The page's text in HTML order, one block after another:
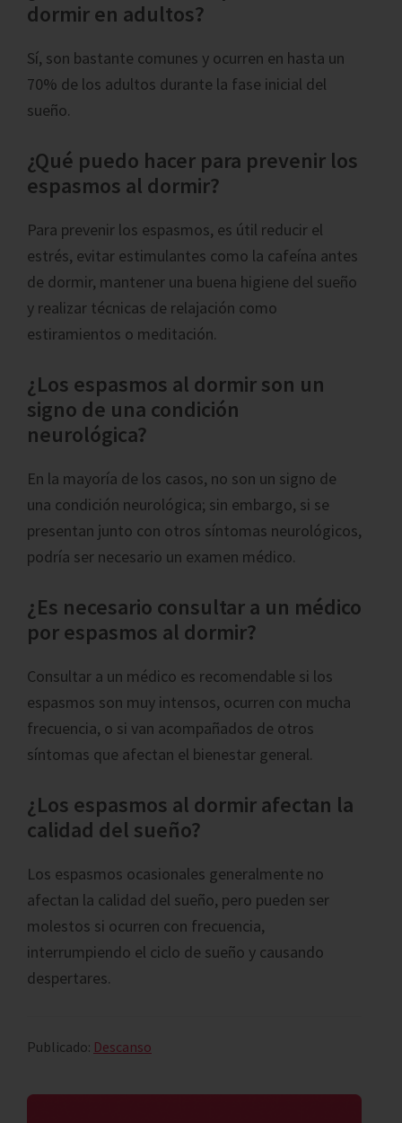
dormir en adultos?
Sí, son bastante comunes y ocurren en hasta un
70% de los adultos durante la fase inicial del
sueño.
¿Qué puedo hacer para prevenir los
espasmos al dormir?
Para prevenir los espasmos, es útil reducir el
estrés, evitar estimulantes como la cafeína antes
de dormir, mantener una buena higiene del sueño
y realizar técnicas de relajación como
estiramientos o meditación.
¿Los espasmos al dormir son un
signo de una condición
neurológica?
En la mayoría de los casos, no son un signo de
una condición neurológica; sin embargo, si se
presentan junto con otros síntomas neurológicos,
podría ser necesario un examen médico.
¿Es necesario consultar a un médico
por espasmos al dormir?
Consultar a un médico es recomendable si los
espasmos son muy intensos, ocurren con mucha
frecuencia, o si van acompañados de otros
síntomas que afectan el bienestar general.
¿Los espasmos al dormir afectan la
calidad del sueño?
Los espasmos ocasionales generalmente no
afectan la calidad del sueño, pero pueden ser
molestos si ocurren con frecuencia,
interrumpiendo el ciclo de sueño y causando
despertares.
Publicado: Descanso
Barra